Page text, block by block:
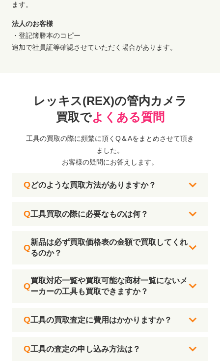
ます。
法人のお客様
・登記簿謄本のコピー
追加で社員証等確認させていただく場合があります。
レッキス(REX)の管内カメラ
買取でよくある質問
工具の買取の際に頻繁に頂くQ＆Aをまとめさせて頂き
ました。
お客様の疑問にお答えします。
どのような買取方法がありますか？
工具買取の際に必要なものは何？
新品は必ず買取価格表の金額で買取してくれ
るのか？
買取対応一覧や買取可能な商材一覧にないメ
ーカーの工具も買取できますか？
工具の買取査定に費用はかかりますか？
工具の査定の申し込み方法は？